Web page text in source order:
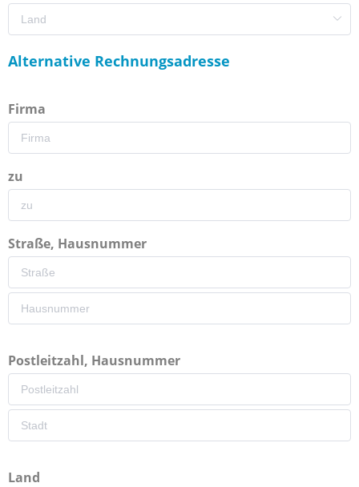
Alternative Rechnungsadresse
Firma
zu
Straße, Hausnummer
Postleitzahl, Hausnummer
Land